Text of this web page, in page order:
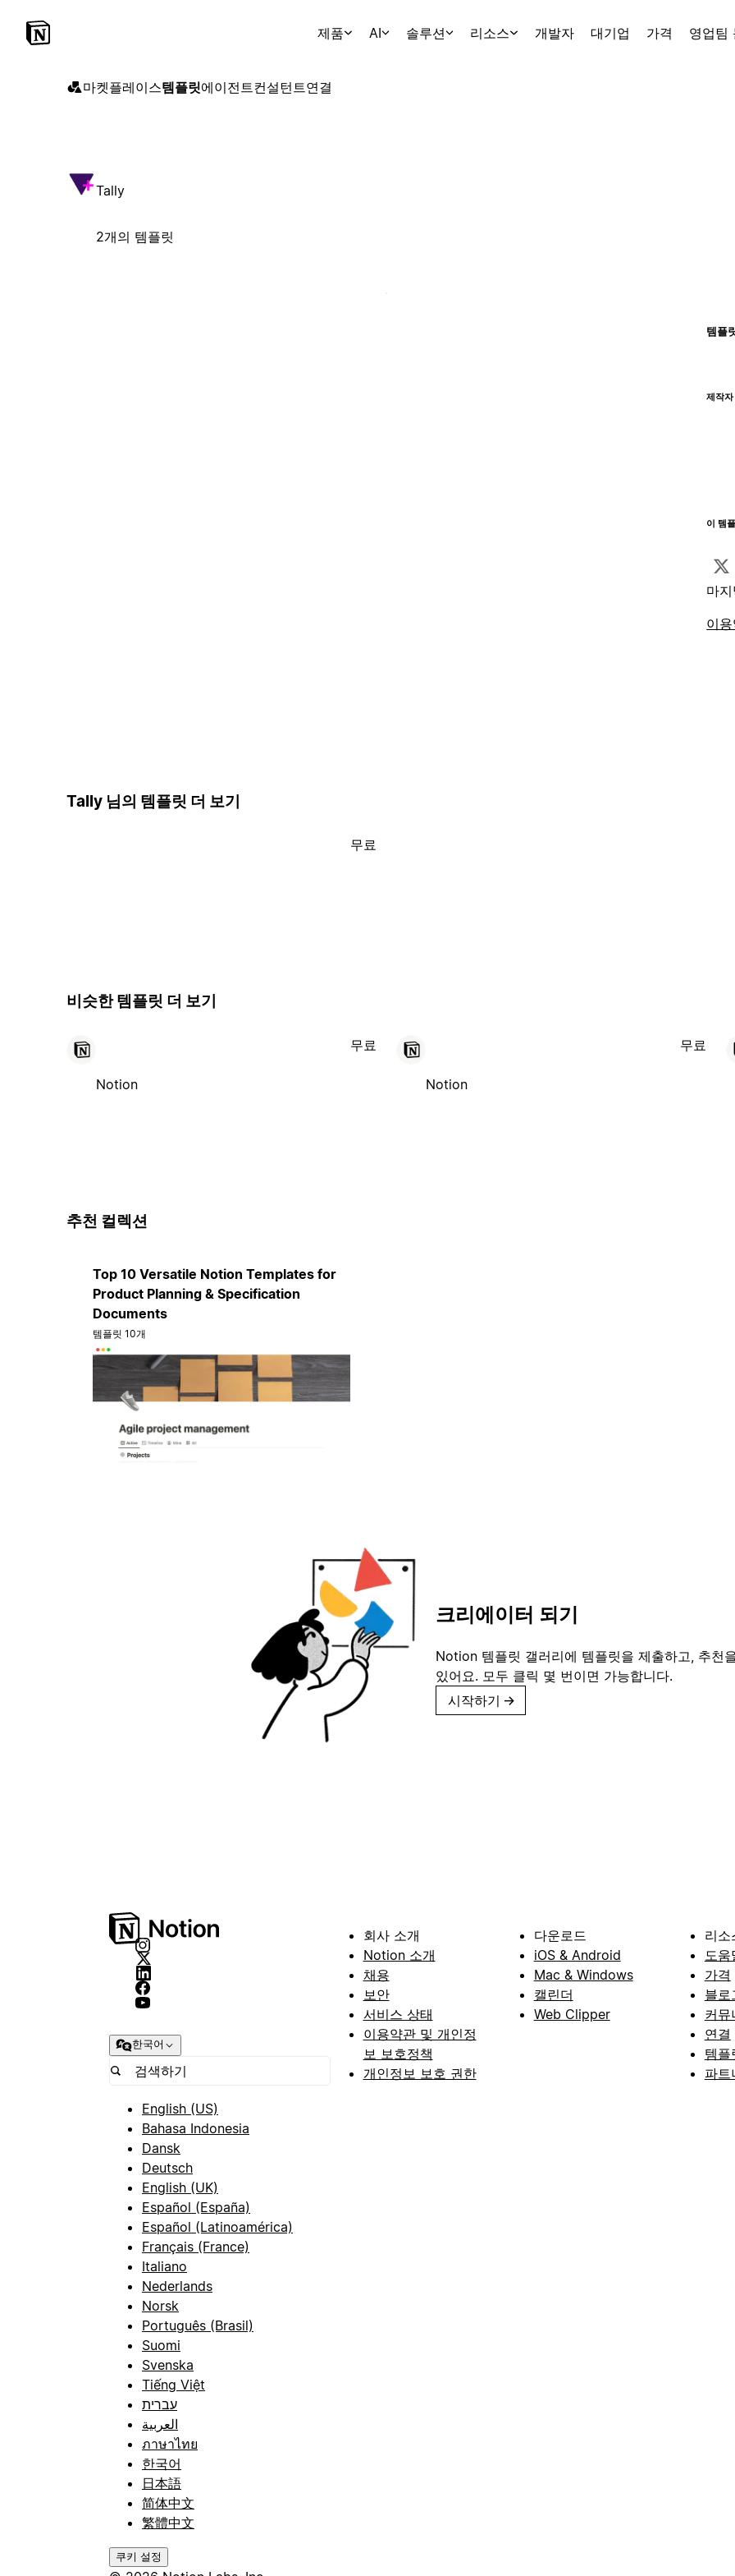
제품 AI 솔루션 리소스 개발자 대기업 가격 영업팀
마켓플레이스템플릿에이전트컨설턴트연결
Tally
2개의 템플릿
템플
제작
이 템
마
이
Tally 님의 템플릿 더 보기
무료
비슷한 템플릿 더 보기
Notion
무료
Notion
무료
추천 컬렉션
Top 10 Versatile Notion Templates for
Product Planning & Specification
Documents
템플릿 10개
크리에이터 되기
Notion 템플릿 갤러리에 템플릿을 제출하고, 추천
있어요. 모두 클릭 몇 번이면 가능합니다.
시작하기 →
한국어
English (US)
Bahasa Indonesia
Dansk
Deutsch
English (UK)
Español (España)
Español (Latinoamérica)
Français (France)
Italiano
Nederlands
Norsk
Português (Brasil)
Suomi
Svenska
Tiếng Việt
עברית
العربية
ภาษาไทย
한국어
日本語
简体中文
繁體中文
쿠키 설정
회사 소개
Notion 소개
채용
보안
서비스 상태
이용약관 및 개인정
보 보호정책
개인정보 보호 권한
다운로드
iOS & Android
Mac & Windows
캘린더
Web Clipper
리소
도움
가격
블로
커뮤
연결
템플
파트